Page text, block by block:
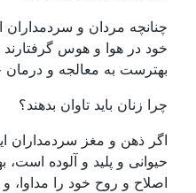
چنانچه مردان و
خود در هوا و هوس
بهترست به معالجه و درمان
چرا زنان باید تاوان بدهند؟
اگر ذهن و مغز سردمداران
حیوانی و پلید و آلوده
اصلاح و روح خود را